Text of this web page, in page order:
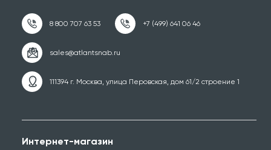
111394 г. Москва, улица Перовская, дом 61/2 строение 1
Интернет-магазин